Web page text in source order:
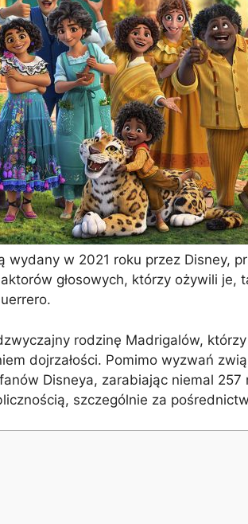
wydany w 2021 roku przez Disney,
głosowych, którzy ożywili je,
rodzinę Madrigalów,
dojrzałości. Pomimo wyzwań
Disneya, zarabiając niemal
szczególnie za